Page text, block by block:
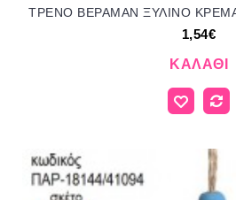
1,54€
ΚΑΛΆΘΙ